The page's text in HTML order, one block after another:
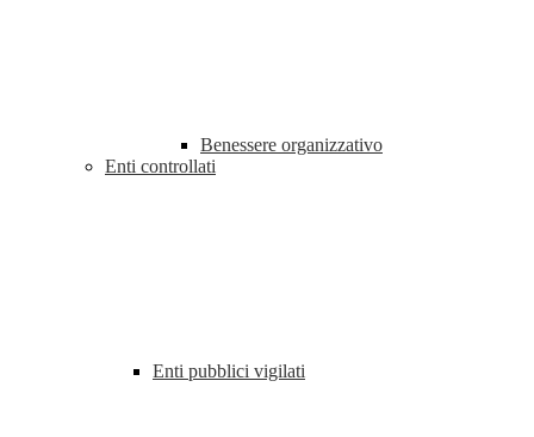
Benessere organizzativo
Enti controllati
Enti pubblici vigilati